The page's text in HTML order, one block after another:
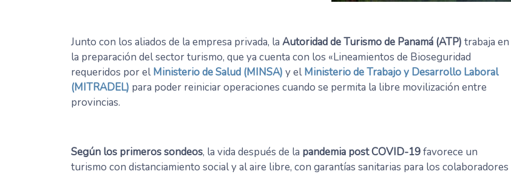
Junto con los aliados de la empresa privada, la Autoridad de Turismo de Panamá (ATP) trabaja en
la preparación del sector turismo, que ya cuenta con los «Lineamientos de Bioseguridad
requeridos por elMinisterio de Salud (MINSA) y elMinisterio de Trabajo y Desarrollo Laboral
(MITRADEL) para poder reiniciar operaciones cuando se permita la libre movilización entre
provincias.
Según los primeros sondeos, la vida después de la pandemia post COVID-19favorece un
turismo con distanciamiento social y al aire libre, con garantías sanitarias para los colaboradores